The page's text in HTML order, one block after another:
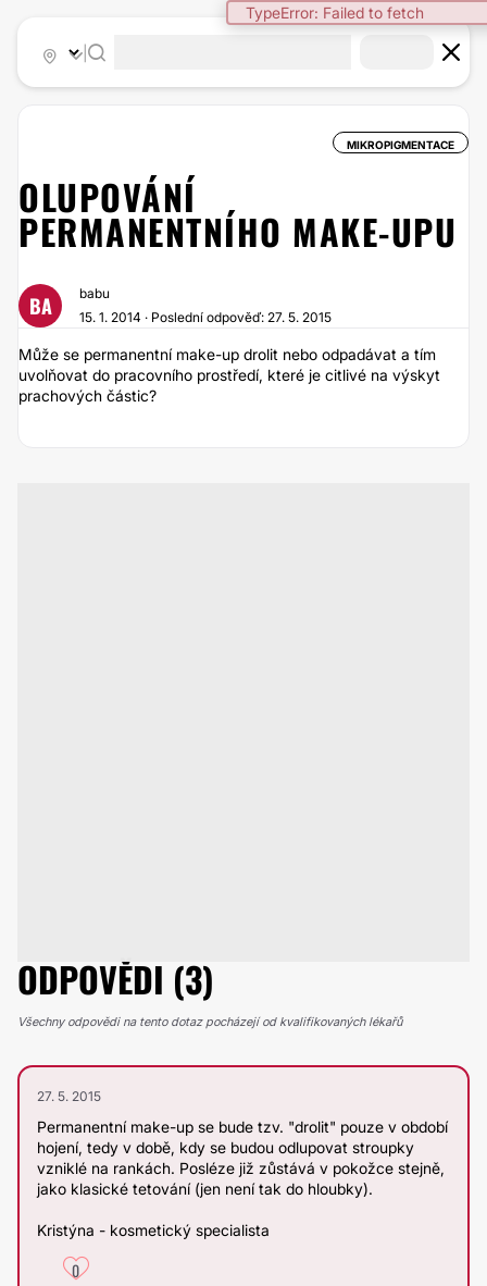
TypeError: Failed to fetch
MIKROPIGMENTACE
OLUPOVÁNÍ
PERMANENTNÍHO MAKE-UPU
BA
babu
15. 1. 2014 · Poslední odpověď: 27. 5. 2015
Může se permanentní make-up drolit nebo odpadávat a tím
uvolňovat do pracovního prostředí, které je citlivé na výskyt
prachových částic?
ODPOVĚDI (3)
Všechny odpovědi na tento dotaz pocházejí od kvalifikovaných lékařů
27. 5. 2015
Permanentní make-up se bude tzv. "drolit" pouze v období
hojení, tedy v době, kdy se budou odlupovat stroupky
vzniklé na rankách. Posléze již zůstává v pokožce stejně,
jako klasické tetování (jen není tak do hloubky).
Kristýna - kosmetický specialista
0